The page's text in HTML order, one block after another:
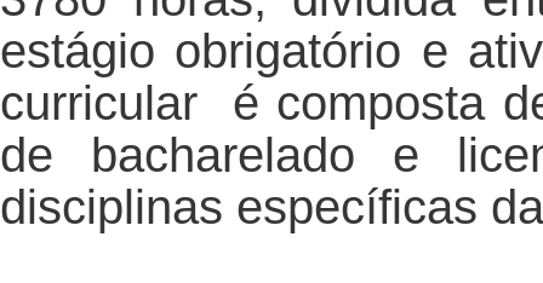
estágio obrigatório e
curricular é composta
de bacharelado e
disciplinas específicas